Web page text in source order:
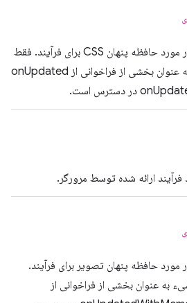
جدیدترین اطلاعات در مورد حافظه پنهان CSS برای فرآیند. فقط
هنگام دریافت شیء به عنوان بخشی از فراخوانی از onUpdated
ارائه شده توسط مرورگر.
مورد حافظه پنهان تصویر برای فرآیند.
به عنوان بخشی از فراخوانی از